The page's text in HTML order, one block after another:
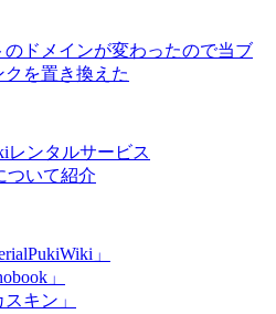
のドメインが変わったので当ブ
クを置き換えた
レンタルサービス
ついて紹介
」
」
キン」